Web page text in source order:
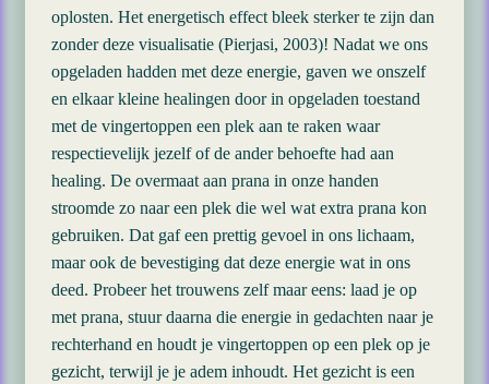
oplosten. Het energetisch effect bleek sterker te zijn dan
zonder deze visualisatie (Pierjasi, 2003)! Nadat we ons
opgeladen hadden met deze energie, gaven we onszelf
en elkaar kleine healingen door in opgeladen toestand
met de vingertoppen een plek aan te raken waar
respectievelijk jezelf of de ander behoefte had aan
healing. De overmaat aan prana in onze handen
stroomde zo naar een plek die wel wat extra prana kon
gebruiken. Dat gaf een prettig gevoel in ons lichaam,
maar ook de bevestiging dat deze energie wat in ons
deed. Probeer het trouwens zelf maar eens: laad je op
met prana, stuur daarna die energie in gedachten naar je
rechterhand en houdt je vingertoppen op een plek op je
gezicht, terwijl je je adem inhoudt. Het gezicht is een